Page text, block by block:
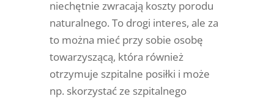
niechętnie zwracają koszty porodu
naturalnego. To drogi interes, ale za
to można mieć przy sobie osobę
towarzyszącą, która również
otrzymuje szpitalne posiłki i może
np. skorzystać ze szpitalnego